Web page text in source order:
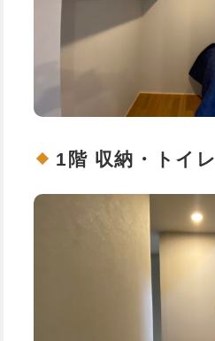
1階 収納・トイレ